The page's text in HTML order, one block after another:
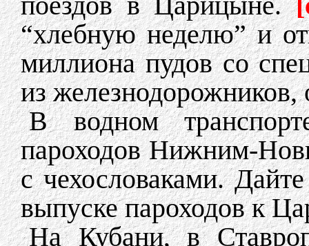
“хлебную неделю” и
миллиона пудов со
из железнодорожников,
В водном
пароходов Нижним-
с чехословаками.
выпуске пароходов к
На Кубани, в